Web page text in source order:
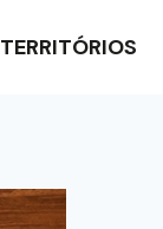
TERRITÓRIOS